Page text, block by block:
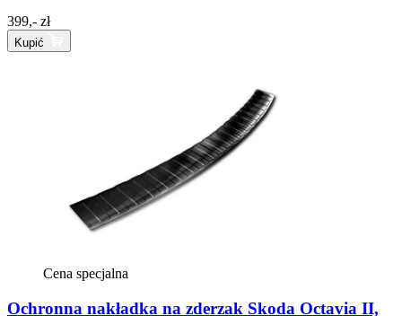
399,- zł
Kupić
Cena specjalna
Ochronna nakładka na zderzak Skoda Octavia II,